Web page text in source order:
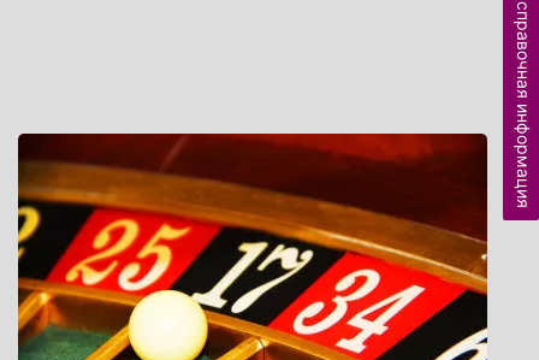
справочная информация